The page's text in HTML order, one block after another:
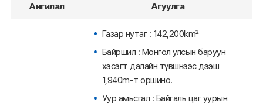
Ангилал Агуулга
Газар нутаг : 142,200km²
Байршил : Монгол улсын баруун
хэсэгт далайн түвшнээс дээш
1,940m-т оршино.
Уур амьсгал : Байгаль цаг уурын